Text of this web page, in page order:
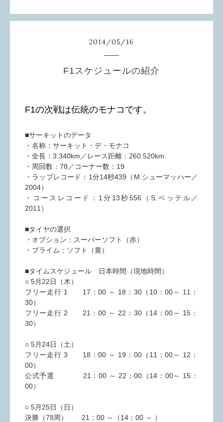
2014/05/16
F1スケジュールの紹介
F1の次戦は伝統のモナコです。
■サーキットのデータ
・名称：サーキット・デ・モナコ
・全長：3.340km／レース距離：260.520km
・周回数：78／コーナー数：19
・ラップレコード：1分14秒439（M.シューマッハー／
2004）
・コースレコード：1分13秒556（S.ベッテル／
2011）
■タイヤの選択
・オプション：スーパーソフト（赤）
・プライム：ソフト（黄）
■タイムスケジュール 日本時間（現地時間）
○ 5月22日（木）
フリー走行 1 17：00 ～ 18：30（10：00～ 11：
30）
フリー走行 2 21：00 ～ 22：30（14：00～ 15：
30）
○ 5月24日（土）
フリー走行 3 18：00 ～ 19：00（11：00～ 12：
00）
公式予選 21：00 ～ 22：00（14：00～ 15：
00）
○ 5月25日（日）
決勝（78周） 21：00 ～（14：00 ～ ）